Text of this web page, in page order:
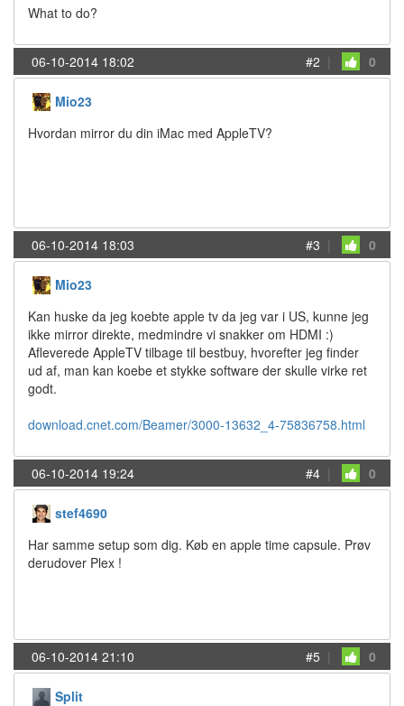
What to do?
06-10-2014 18:02 #2 | 0
Mio23
Hvordan mirror du din iMac med AppleTV?
06-10-2014 18:03 #3 | 0
Mio23
Kan huske da jeg koebte apple tv da jeg var i US, kunne jeg
ikke mirror direkte, medmindre vi snakker om HDMI :)
Afleverede AppleTV tilbage til bestbuy, hvorefter jeg finder
ud af, man kan koebe et stykke software der skulle virke ret
godt.
download.cnet.com/Beamer/3000-13632_4-75836758.html
06-10-2014 19:24 #4 | 0
stef4690
Har samme setup som dig. Køb en apple time capsule. Prøv
derudover Plex !
06-10-2014 21:10 #5 | 0
Split